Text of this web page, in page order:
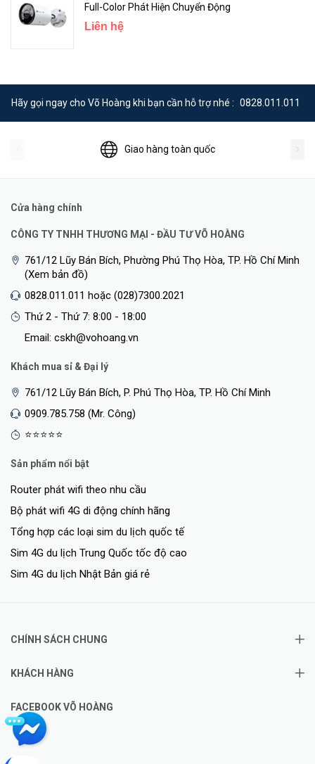
Full-Color Phát Hiện Chuyển Động
Liên hệ
Hãy gọi ngay cho Võ Hoàng khi bạn cần hỗ trợ nhé : 0828.011.011
Giao hàng toàn quốc
Cửa hàng chính
CÔNG TY TNHH THƯƠNG MẠI - ĐẦU TƯ VÕ HOÀNG
761/12 Lũy Bán Bích, Phường Phú Thọ Hòa, TP. Hồ Chí Minh
(Xem bản đồ)
0828.011.011 hoặc (028)7300.2021
Thứ 2 - Thứ 7: 8:00 - 18:00
Email: cskh@vohoang.vn
Khách mua sỉ & Đại lý
761/12 Lũy Bán Bích, P. Phú Thọ Hòa, TP. Hồ Chí Minh
0909.785.758 (Mr. Công)
⭐⭐⭐⭐⭐
Sản phẩm nổi bật
Router phát wifi theo nhu cầu
Bộ phát wifi 4G di động chính hãng
Tổng hợp các loại sim du lịch quốc tế
Sim 4G du lịch Trung Quốc tốc độ cao
Sim 4G du lịch Nhật Bản giá rẻ
CHÍNH SÁCH CHUNG
KHÁCH HÀNG
FACEBOOK VÕ HOÀNG